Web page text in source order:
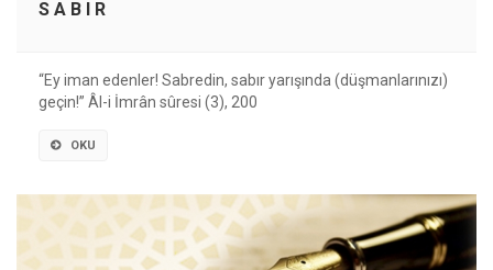
S A B I R
“Ey iman edenler! Sabredin, sabır yarışında (düşmanlarınızı)
geçin!” Âl-i İmrân sûresi (3), 200
OKU